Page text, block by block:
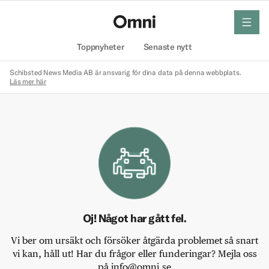
Toppnyheter Senaste nytt
meny
Schibsted News Media AB är ansvarig för dina data på denna webbplats.
Läs mer här
Oj! Något har gått fel.
Vi ber om ursäkt och försöker åtgärda problemet så snart
vi kan, håll ut! Har du frågor eller funderingar? Mejla oss